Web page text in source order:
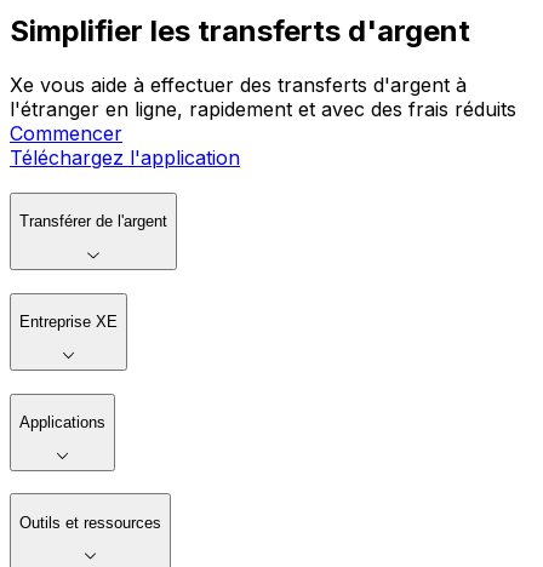
Simplifier les transferts d'argent
Xe vous aide à effectuer des transferts d'argent à
l'étranger en ligne, rapidement et avec des frais réduits
Commencer
Téléchargez l'application
Transférer de l'argent
Entreprise XE
Applications
Outils et ressources